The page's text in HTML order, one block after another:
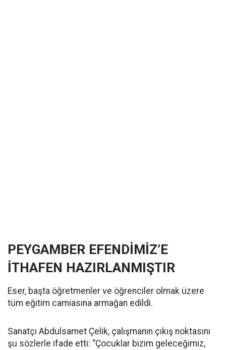
PEYGAMBER EFENDİMİZ’E
İTHAFEN HAZIRLANMIŞTIR
Eser, başta öğretmenler ve öğrenciler olmak üzere
tüm eğitim camiasına armağan edildi.
Sanatçı Abdulsamet Çelik, çalışmanın çıkış noktasını
şu sözlerle ifade etti: “Çocuklar bizim geleceğimiz,